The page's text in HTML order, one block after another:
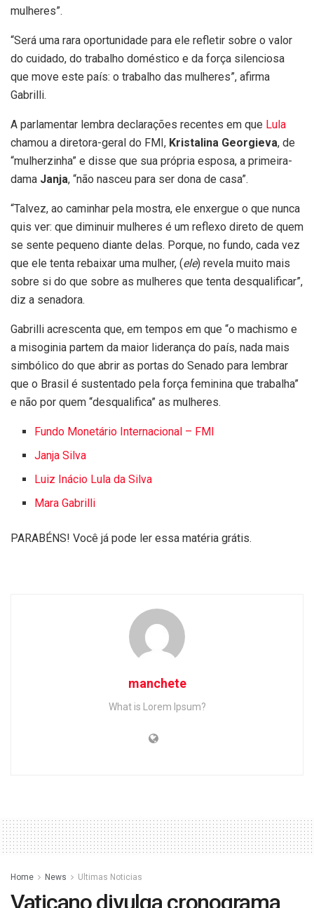
mulheres”.
“Será uma rara oportunidade para ele refletir sobre o valor
do cuidado, do trabalho doméstico e da força silenciosa
que move este país: o trabalho das mulheres”, afirma
Gabrilli.
A parlamentar lembra declarações recentes em que Lula
chamou a diretora-geral do FMI, Kristalina Georgieva, de
“mulherzinha” e disse que sua própria esposa, a primeira-
dama Janja, “não nasceu para ser dona de casa”.
“Talvez, ao caminhar pela mostra, ele enxergue o que nunca
quis ver: que diminuir mulheres é um reflexo direto de quem
se sente pequeno diante delas. Porque, no fundo, cada vez
que ele tenta rebaixar uma mulher, (ele) revela muito mais
sobre si do que sobre as mulheres que tenta desqualificar”,
diz a senadora.
Gabrilli acrescenta que, em tempos em que “o machismo e
a misoginia partem da maior liderança do país, nada mais
simbólico do que abrir as portas do Senado para lembrar
que o Brasil é sustentado pela força feminina que trabalha”
e não por quem “desqualifica” as mulheres.
Fundo Monetário Internacional – FMI
Janja Silva
Luiz Inácio Lula da Silva
Mara Gabrilli
PARABÉNS! Você já pode ler essa matéria grátis.
manchete
What is Lorem Ipsum?
Home News Ultimas Noticias